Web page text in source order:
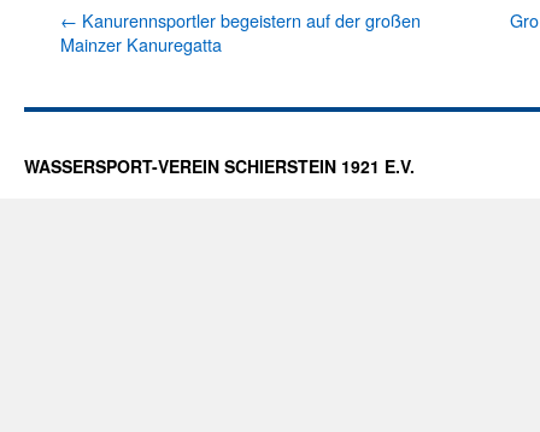
← Kanurennsportler begeistern auf der großen
Mainzer Kanuregatta
WASSERSPORT-VEREIN SCHIERSTEIN 1921 E.V.